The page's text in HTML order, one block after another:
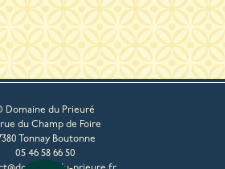
Domaine du Prieuré
rue du Champ de Foire
Tonnay Boutonne
05 46 58 66 50